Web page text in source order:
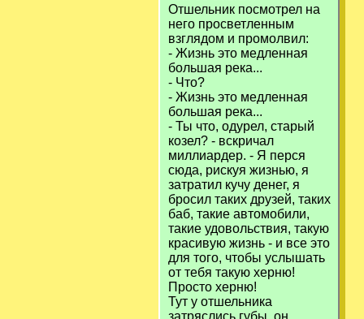
Отшельник посмотрел на
него просветленным
взглядом и промолвил:
- Жизнь это медленная
большая река...
- Что?
- Жизнь это медленная
большая река...
- Ты что, одурел, старый
козел? - вскричал
миллиардер. - Я перся
сюда, рискуя жизнью, я
затратил кучу денег, я
бросил таких друзей, таких
баб, такие автомобили,
такие удовольствия, такую
красивую жизнь - и все это
для того, чтобы услышать
от тебя такую херню!
Просто херню!
Тут у отшельника